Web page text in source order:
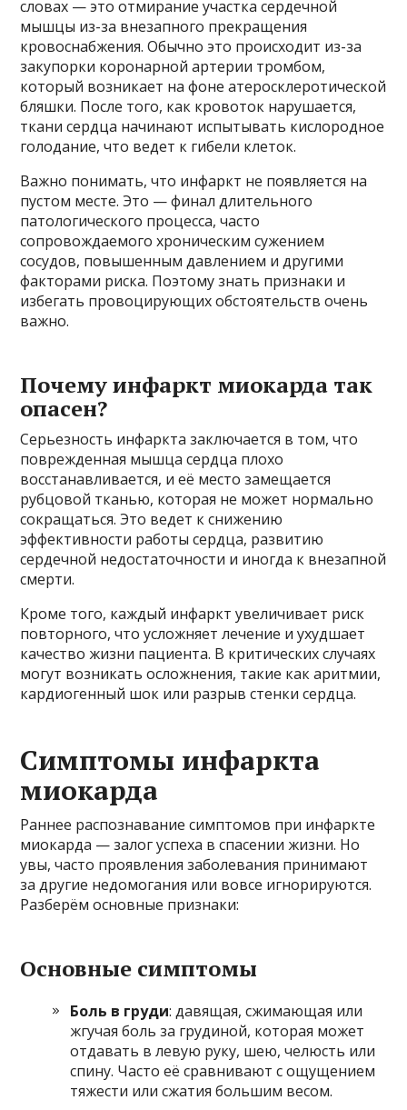
словах — это отмирание участка сердечной
мышцы из-за внезапного прекращения
кровоснабжения. Обычно это происходит из-за
закупорки коронарной артерии тромбом,
который возникает на фоне атеросклеротической
бляшки. После того, как кровоток нарушается,
ткани сердца начинают испытывать кислородное
голодание, что ведет к гибели клеток.
Важно понимать, что инфаркт не появляется на
пустом месте. Это — финал длительного
патологического процесса, часто
сопровождаемого хроническим сужением
сосудов, повышенным давлением и другими
факторами риска. Поэтому знать признаки и
избегать провоцирующих обстоятельств очень
важно.
Почему инфаркт миокарда так
опасен?
Серьезность инфаркта заключается в том, что
поврежденная мышца сердца плохо
восстанавливается, и её место замещается
рубцовой тканью, которая не может нормально
сокращаться. Это ведет к снижению
эффективности работы сердца, развитию
сердечной недостаточности и иногда к внезапной
смерти.
Кроме того, каждый инфаркт увеличивает риск
повторного, что усложняет лечение и ухудшает
качество жизни пациента. В критических случаях
могут возникать осложнения, такие как аритмии,
кардиогенный шок или разрыв стенки сердца.
Симптомы инфаркта
миокарда
Раннее распознавание симптомов при инфаркте
миокарда — залог успеха в спасении жизни. Но
увы, часто проявления заболевания принимают
за другие недомогания или вовсе игнорируются.
Разберём основные признаки:
Основные симптомы
Боль в груди: давящая, сжимающая или
жгучая боль за грудиной, которая может
отдавать в левую руку, шею, челюсть или
спину. Часто её сравнивают с ощущением
тяжести или сжатия большим весом.